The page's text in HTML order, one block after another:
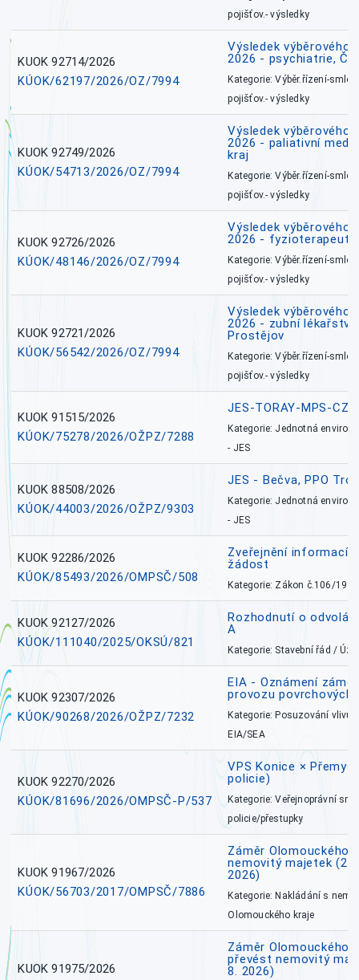
pojišťov.- výsledky
KUOK 92714/2026
KÚOK/62197/2026/OZ/7994
Výsledek výběrového
2026 - psychiatrie,
Kategorie: Výběr.řízení-
pojišťov.- výsledky
KUOK 92749/2026
KÚOK/54713/2026/OZ/7994
Výsledek výběrového
2026 - paliativní
kraj
Kategorie: Výběr.řízení-
pojišťov.- výsledky
KUOK 92726/2026
KÚOK/48146/2026/OZ/7994
Výsledek výběrového
2026 - fyzioterapeut,
Kategorie: Výběr.řízení-
pojišťov.- výsledky
KUOK 92721/2026
KÚOK/56542/2026/OZ/7994
Výsledek výběrového
2026 - zubní
Prostějov
Kategorie: Výběr.řízení-
pojišťov.- výsledky
KUOK 91515/2026
KÚOK/75278/2026/OŽPZ/7288
JES-TORAY-MPS-CZ
Kategorie: Jednotná
- JES
KUOK 88508/2026
KÚOK/44003/2026/OŽPZ/9303
JES - Bečva, PPO
Kategorie: Jednotná
- JES
KUOK 92286/2026
KÚOK/85493/2026/OMPSČ/508
Zveřejnění informací
žádost
Kategorie: Zákon č.106/1999
KUOK 92127/2026
KÚOK/111040/2025/OKSÚ/821
Rozhodnutí o
A
Kategorie: Stavební řád /
KUOK 92307/2026
KÚOK/90268/2026/OŽPZ/7232
EIA - Oznámení
provozu povrchových
Kategorie: Posuzování vlivů
EIA/SEA
KUOK 92270/2026
KÚOK/81696/2026/OMPSČ-P/537
VPS Konice ×
policie)
Kategorie: Veřejnoprávní
policie/přestupky
KUOK 91967/2026
KÚOK/56703/2017/OMPSČ/7886
Záměr Olomouckého
nemovitý majetek
2026)
Kategorie: Nakládání s
Olomouckého kraje
KUOK 91975/2026
Záměr Olomouckého
převést nemovitý
8. 2026)